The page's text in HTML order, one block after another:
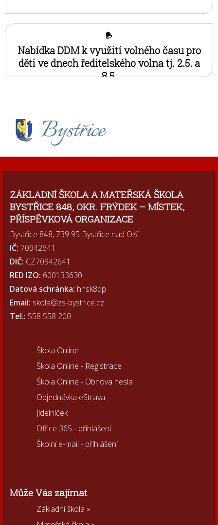
Nabídka DDM k využití volného času pro
děti ve dnech ředitelského volna tj. 2.5. a
8.5.
ZÁKLADNÍ ŠKOLA A MATEŘSKÁ ŠKOLA
BYSTŘICE 848, OKR. FRÝDEK – MÍSTEK,
PŘÍSPĚVKOVÁ ORGANIZACE
Bystřice 848, 739 95 Bystřice nad Olší
IČ: 70942641
DIČ: CZ70942641
RED IZO: 600133630
Datová schránka: hhsk8qp
Email: skola@zs-bystrice.cz
Tel.: 558 558 200
Škola Online
Škola Online - Registrace
Škola Online - Obnova hesla
Objednávka eStrava
Jídelníček
Office 365 - přihlášení
Školní e-mail - přihlášení
Může Vás zajímat
Základní škola »